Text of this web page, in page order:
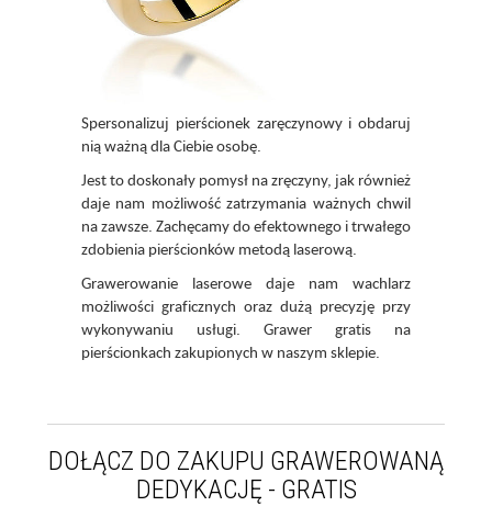
Spersonalizuj pierścionek zaręczynowy i obdaruj
nią ważną dla Ciebie osobę.
Jest to doskonały pomysł na zręczyny, jak również
daje nam możliwość zatrzymania ważnych chwil
na zawsze. Zachęcamy do efektownego i trwałego
zdobienia pierścionków metodą laserową.
Grawerowanie laserowe daje nam wachlarz
możliwości graficznych oraz dużą precyzję przy
wykonywaniu usługi. Grawer gratis na
pierścionkach zakupionych w naszym sklepie.
DOŁĄCZ DO ZAKUPU GRAWEROWANĄ
DEDYKACJĘ - GRATIS